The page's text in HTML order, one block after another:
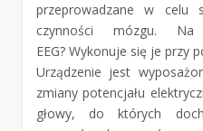
przeprowadzane w celu
czynności mózgu.
EEG? Wykonuje się je przy
Urządzenie jest
zmiany potencjału
głowy, do których